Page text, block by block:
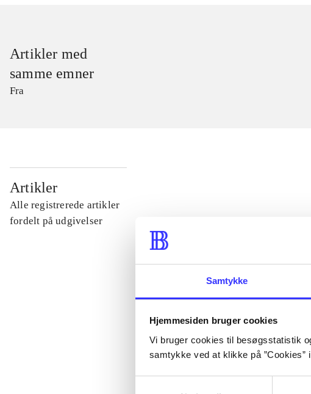
Samtykke
Hjemmesiden bruger cookies
Vi bruger cookies til besøgsstatistik
samtykke ved at klikke på
Artikler med
samme emner
Fra
Artikler
Alle registrerede artikler
fordelt på udgivelser
...
...